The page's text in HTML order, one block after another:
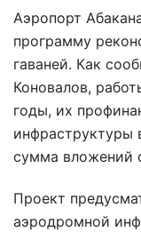
Аэропорт
программу
гаваней. Как
Коновалов,
годы, их
инфраструктуры
сумма вложений
Проект
аэродромной